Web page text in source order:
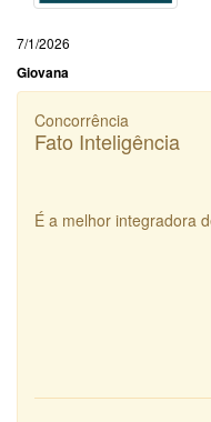
7/1/2026
Giovana
Concorrência
Fato Inteligência
É a melhor integradora